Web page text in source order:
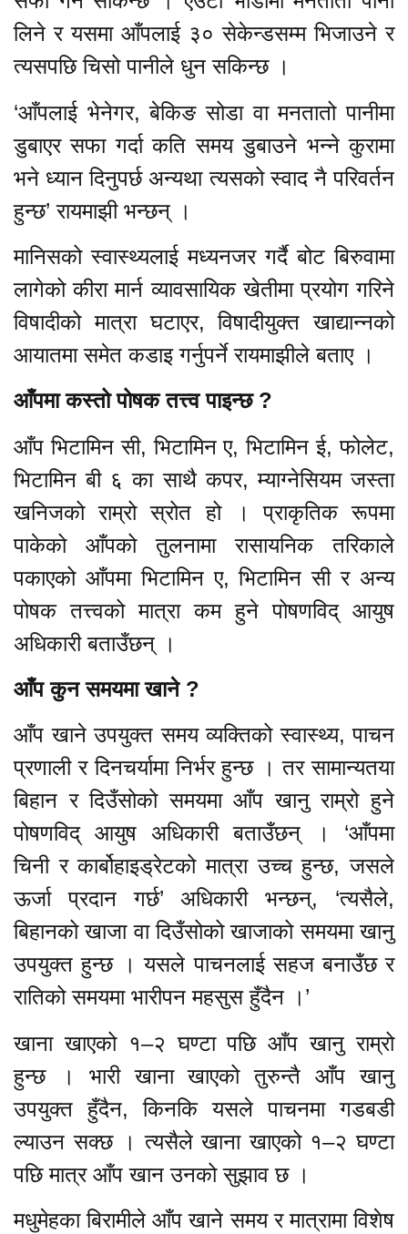
लिने र यसमा आँपलाई ३० सेकेन्डसम्म भिजाउने र
त्यसपछि चिसो पानीले धुन सकिन्छ ।
‘आँपलाई भेनेगर, बेकिङ सोडा वा मनतातो पानीमा
डुबाएर सफा गर्दा कति समय डुबाउने भन्ने कुरामा
भने ध्यान दिनुपर्छ अन्यथा त्यसको स्वाद नै परिवर्तन
हुन्छ’ रायमाझी भन्छन् ।
मानिसको स्वास्थ्यलाई मध्यनजर गर्दै बोट बिरुवामा
लागेको कीरा मार्न व्यावसायिक खेतीमा प्रयोग गरिने
विषादीको मात्रा घटाएर, विषादीयुक्त खाद्यान्नको
आयातमा समेत कडाइ गर्नुपर्ने रायमाझीले बताए ।
आँपमा कस्तो पोषक तत्त्व पाइन्छ ?
आँप भिटामिन सी, भिटामिन ए, भिटामिन ई, फोलेट,
भिटामिन बी ६ का साथै कपर, म्याग्नेसियम जस्ता
खनिजको राम्रो स्रोत हो । प्राकृतिक रूपमा
पाकेको आँपको तुलनामा रासायनिक तरिकाले
पकाएको आँपमा भिटामिन ए, भिटामिन सी र अन्य
पोषक तत्त्वको मात्रा कम हुने पोषणविद् आयुष
अधिकारी बताउँछन् ।
आँप कुन समयमा खाने ?
आँप खाने उपयुक्त समय व्यक्तिको स्वास्थ्य, पाचन
प्रणाली र दिनचर्यामा निर्भर हुन्छ । तर सामान्यतया
बिहान र दिउँसोको समयमा आँप खानु राम्रो हुने
पोषणविद् आयुष अधिकारी बताउँछन् । ‘आँपमा
चिनी र कार्बोहाइड्रेटको मात्रा उच्च हुन्छ, जसले
ऊर्जा प्रदान गर्छ’ अधिकारी भन्छन्, ‘त्यसैले,
बिहानको खाजा वा दिउँसोको खाजाको समयमा खानु
उपयुक्त हुन्छ । यसले पाचनलाई सहज बनाउँछ र
रातिको समयमा भारीपन महसुस हुँदैन ।’
खाना खाएको १–२ घण्टा पछि आँप खानु राम्रो
हुन्छ । भारी खाना खाएको तुरुन्तै आँप खानु
उपयुक्त हुँदैन, किनकि यसले पाचनमा गडबडी
ल्याउन सक्छ । त्यसैले खाना खाएको १–२ घण्टा
पछि मात्र आँप खान उनको सुझाव छ ।
मधुमेहका बिरामीले आँप खाने समय र मात्रामा विशेष